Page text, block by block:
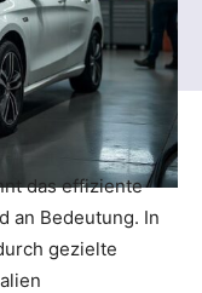
das effiziente
an Bedeutung. In
gezielte